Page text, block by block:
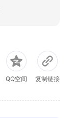
QQ空间 复制链接